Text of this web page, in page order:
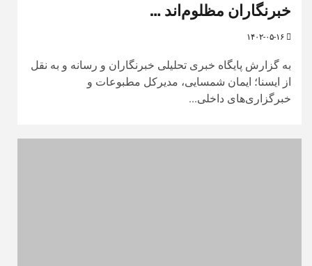
خبرنگاران مظلوم‌اند …
به گزارش پایگاه خبری تحلیلی خبرنگاران و رسانه و به نقل
از ایسنا؛ ایمان شمسایی، مدیرکل مطبوعات و
خبرگزاری‌های داخلی...